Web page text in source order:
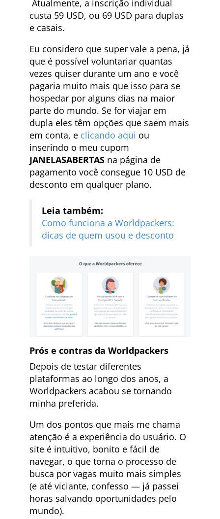
Atualmente, a inscrição individual
custa 59 USD, ou 69 USD para duplas
e casais.
Eu considero que super vale a pena, já
que é possível voluntariar quantas
vezes quiser durante um ano e você
pagaria muito mais que isso para se
hospedar por alguns dias na maior
parte do mundo. Se for viajar em
dupla eles têm opções que saem mais
em conta, e clicando aqui ou
inserindo o meu cupom
JANELASABERTAS na página de
pagamento você consegue 10 USD de
desconto em qualquer plano.
Leia também:
Como funciona a Worldpackers:
dicas de quem usou e desconto
Prós e contras da Worldpackers
Depois de testar diferentes
plataformas ao longo dos anos, a
Worldpackers acabou se tornando
minha preferida.
Um dos pontos que mais me chama
atenção é a experiência do usuário. O
site é intuitivo, bonito e fácil de
navegar, o que torna o processo de
busca por vagas muito mais simples
(e até viciante, confesso — já passei
horas salvando oportunidades pelo
mundo).